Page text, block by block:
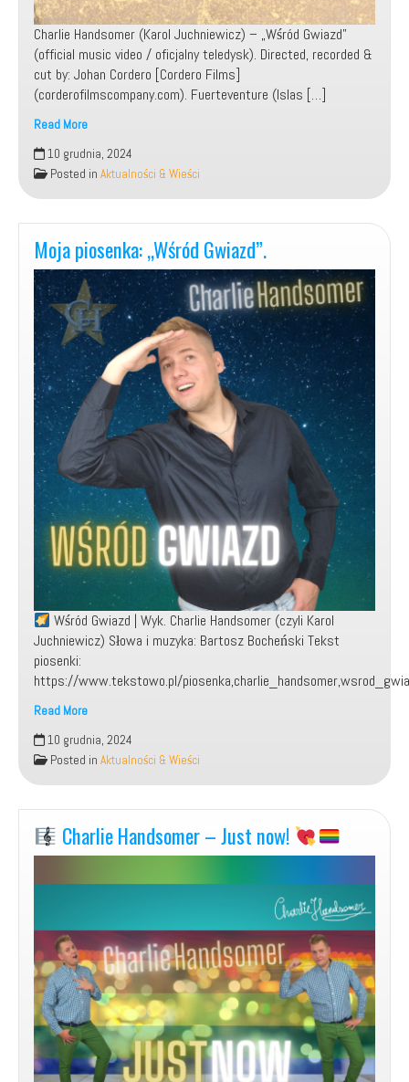
Charlie Handsomer (Karol Juchniewicz) – „Wśród Gwiazd”
(official music video / oficjalny teledysk). Directed, recorded &
cut by: Johan Cordero [Cordero Films]
(corderofilmscompany.com). Fuerteventure (Islas […]
Read More
Charlie
Handsomer
–
Wśród
Gwiazd
(Official
Music
Video)
10 grudnia, 2024
Posted in Aktualności & Wieści
Moja piosenka: „Wśród Gwiazd”.
Wśród Gwiazd | Wyk. Charlie Handsomer (czyli Karol
Juchniewicz) Słowa i muzyka: Bartosz Bocheński Tekst
piosenki:
https://www.tekstowo.pl/
Read More
Moja
piosenka:
„Wśród
Gwiazd”.
10 grudnia, 2024
Posted in Aktualności & Wieści
Charlie Handsomer – Just now!